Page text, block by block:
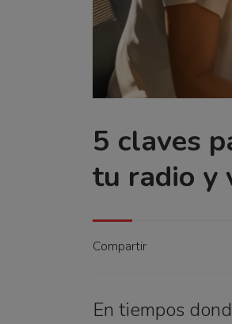
5 claves
tu radio y
Compartir
En tiempos